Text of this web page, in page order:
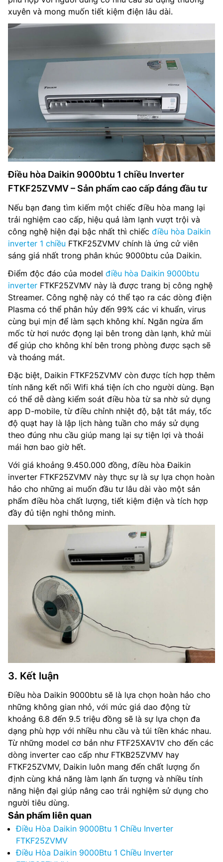
xuyên và mong muốn tiết kiệm điện lâu dài.
Điều hòa Daikin 9000btu 1 chiều Inverter
FTKF25ZVMV – Sản phẩm cao cấp đáng đầu tư
Nếu bạn đang tìm kiếm một chiếc điều hòa mang lại
trải nghiệm cao cấp, hiệu quả làm lạnh vượt trội và
công nghệ hiện đại bậc nhất thì chiếc điều hòa Daikin
inverter 1 chiều FTKF25ZVMV chính là ứng cử viên
sáng giá nhất trong phân khúc 9000btu của Daikin.
Điểm độc đáo của model điều hòa Daikin 9000btu
inverter FTKF25ZVMV này là được trang bị công nghệ
Streamer. Công nghệ này có thể tạo ra các dòng điện
Plasma có thể phân hủy đến 99% các vi khuẩn, virus
cùng bụi mịn để làm sạch không khí. Ngăn ngừa ẩm
mốc từ hơi nước đọng lại bên trong dàn lạnh, khử mùi
để giúp cho không khí bên trong phòng được sạch sẽ
và thoáng mát.
Đặc biệt, Daikin FTKF25ZVMV còn được tích hợp thêm
tính năng kết nối Wifi khá tiện ích cho người dùng. Bạn
có thể dễ dàng kiểm soát điều hòa từ sa nhờ sử dụng
app D-mobile, từ điều chỉnh nhiệt độ, bật tắt máy, tốc
độ quạt hay là lập lịch hàng tuần cho máy sử dụng
theo đúng nhu cầu giúp mang lại sự tiện lợi và thoải
mái hơn bao giờ hết.
Với giá khoảng 9.450.000 đồng, điều hòa Đaikin
inverter FTKF25ZVMV này thực sự là sự lựa chọn hoàn
hảo cho những ai muốn đầu tư lâu dài vào một sản
phẩm điều hòa chất lượng, tiết kiệm điện và tích hợp
đầy đủ tiện nghi thông minh.
3. Kết luận
Điều hòa Daikin 9000btu sẽ là lựa chọn hoàn hảo cho
những không gian nhỏ, với mức giá dao động từ
khoảng 6.8 đến 9.5 triệu đồng sẽ là sự lựa chọn đa
dạng phù hợp với nhiều nhu cầu và túi tiền khác nhau.
Từ những model cơ bản như FTF25XAV1V cho đến các
dòng inverter cao cấp như FTKB25ZVMV hay
FTKF25ZVMV, Daikin luôn mang đến chất lượng ổn
định cùng khả năng làm lạnh ấn tượng và nhiều tính
năng hiện đại giúp nâng cao trải nghiệm sử dụng cho
người tiêu dùng.
Sản phẩm liên quan
Điều Hòa Daikin 9000Btu 1 Chiều Inverter
FTKF25ZVMV
Điều Hòa Daikin 9000Btu 1 Chiều Inverter